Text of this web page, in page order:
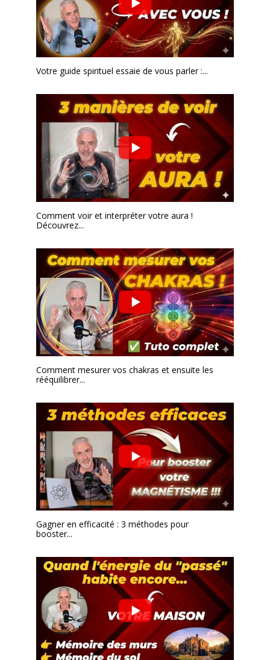
Votre guide spirituel essaie de vous parler :...
Comment voir et interpréter votre aura !
Découvrez...
Comment mesurer vos chakras et ensuite les
rééquilibrer...
Gagner en efficacité : 3 méthodes pour
booster...